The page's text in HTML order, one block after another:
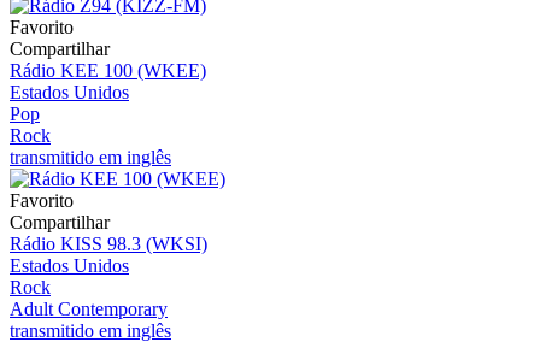
Favorito
Compartilhar
Rádio KEE 100 (WKEE)
Estados Unidos
Pop
Rock
transmitido em inglês
Favorito
Compartilhar
Rádio KISS 98.3 (WKSI)
Estados Unidos
Rock
Adult Contemporary
transmitido em inglês